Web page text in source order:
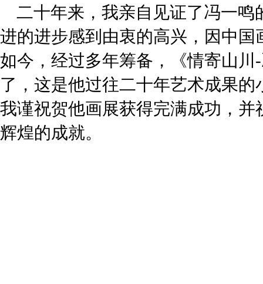
二十年来，我亲自见证了冯一鸣
进的进步感到由衷的高兴，因中
如今，经过多年筹备，《情寄山
了，这是他过往二十年艺术成果
我谨祝贺他画展获得完满成功，
辉煌的成就。